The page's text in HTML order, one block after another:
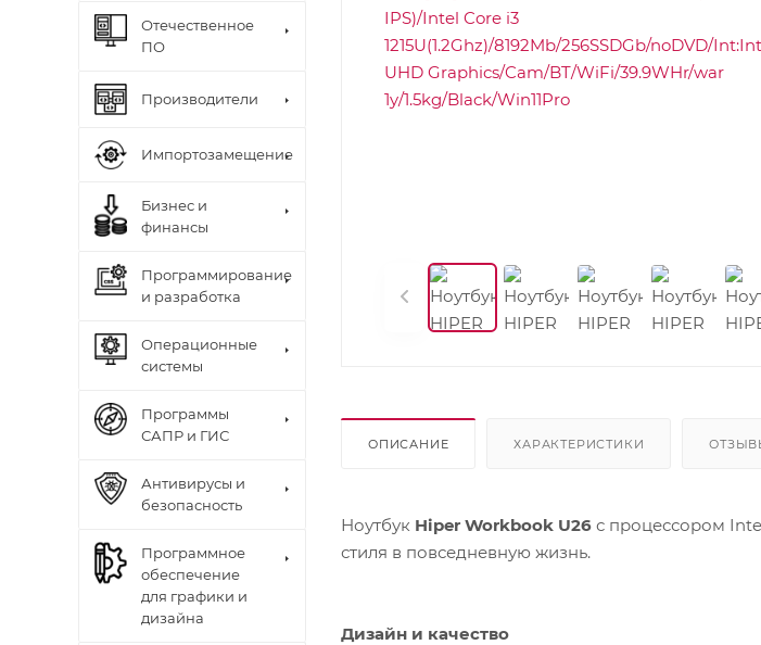
ОПИСАНИЕ ХАРАКТЕРИСТИКИ
Ноутбук Hiper Workbook U26 с процессором
стиля в повседневную жизнь.
Дизайн и качество
Отечественное
ПО
Производители
Импортозамещение
Бизнес и
финансы
Программирование
и разработка
Операционные
системы
Программы
САПР и ГИС
Антивирусы и
безопасность
Программное
обеспечение
для графики и
дизайна